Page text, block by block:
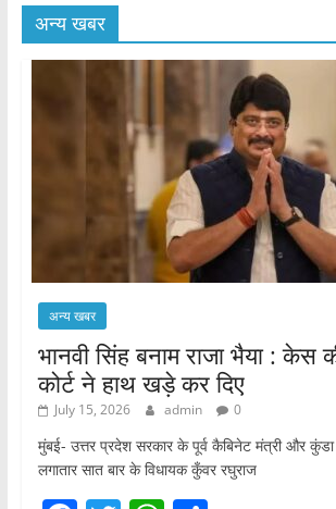
अन्य खबर
अन्य खबर
भानवी सिंह बनाम राजा भैया : केस
कोर्ट ने हाथ खड़े कर दिए
July 15, 2026 admin 0
मुंबई- उत्तर प्रदेश सरकार के पूर्व कैबिनेट मंत्री और कुंडा
लगातार सात बार के विधायक कुँवर रघुराज